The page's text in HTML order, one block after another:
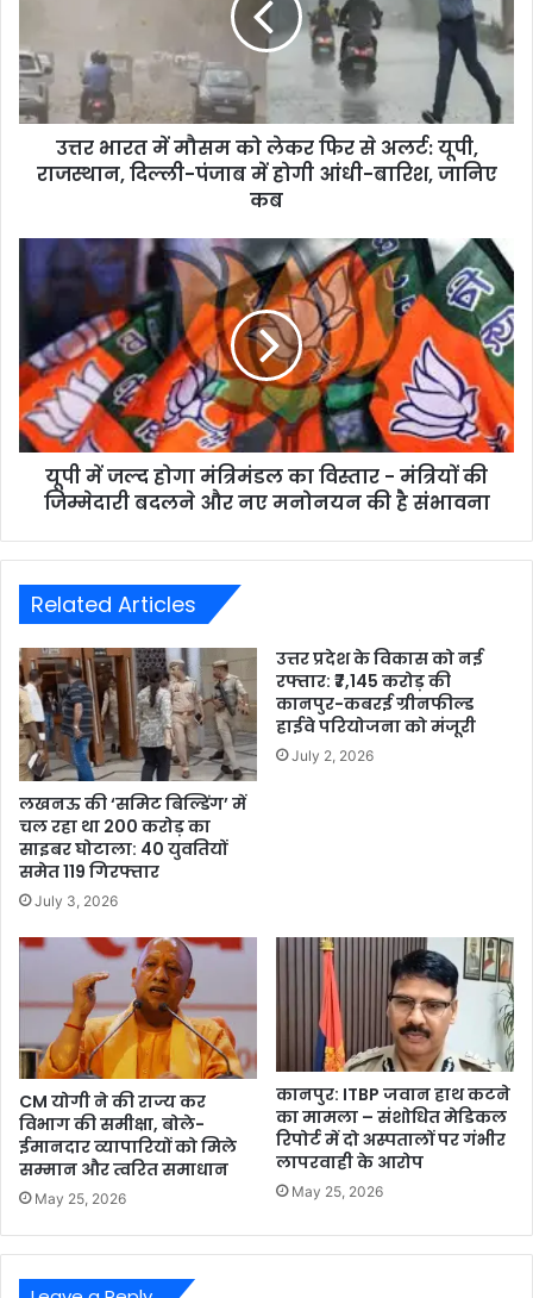
उत्तर भारत में मौसम को लेकर फिर से अलर्ट: यूपी,
राजस्थान, दिल्ली-पंजाब में होगी आंधी-बारिश, जानिए
कब
यूपी में जल्द होगा मंत्रिमंडल का विस्तार - मंत्रियों की
जिम्मेदारी बदलने और नए मनोनयन की है संभावना
Related Articles
लखनऊ की ‘समिट बिल्डिंग’ में
चल रहा था 200 करोड़ का
साइबर घोटाला: 40 युवतियों
समेत 119 गिरफ्तार
July 3, 2026
उत्तर प्रदेश के विकास को नई
रफ्तार: ₹7,145 करोड़ की
कानपुर-कबरई ग्रीनफील्ड
हाईवे परियोजना को मंजूरी
July 2, 2026
CM योगी ने की राज्य कर
विभाग की समीक्षा, बोले-
ईमानदार व्यापारियों को मिले
सम्मान और त्वरित समाधान
May 25, 2026
कानपुर: ITBP जवान हाथ कटने
का मामला – संशोधित मेडिकल
रिपोर्ट में दो अस्पतालों पर गंभीर
लापरवाही के आरोप
May 25, 2026